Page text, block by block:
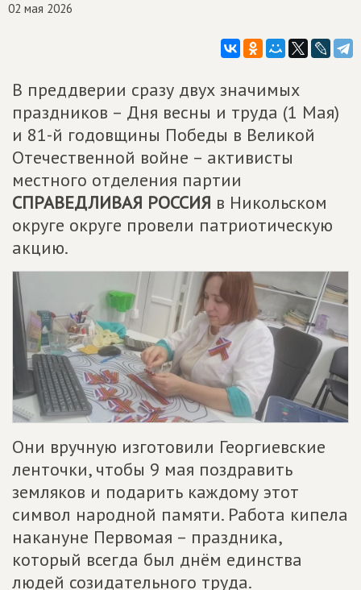
02 мая 2026
В преддверии сразу двух значимых
праздников – Дня весны и труда (1 Мая)
и 81-й годовщины Победы в Великой
Отечественной войне – активисты
местного отделения партии
СПРАВЕДЛИВАЯ РОССИЯ в Никольском
округе округе провели патриотическую
акцию.
Они вручную изготовили Георгиевские
ленточки, чтобы 9 мая поздравить
земляков и подарить каждому этот
символ народной памяти. Работа кипела
накануне Первомая – праздника,
который всегда был днём единства
людей созидательного труда.